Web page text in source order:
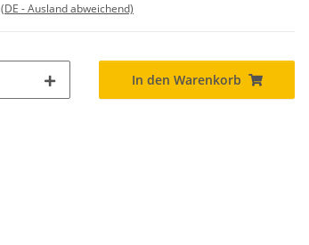
(DE - Ausland abweichend)
In den Warenkorb